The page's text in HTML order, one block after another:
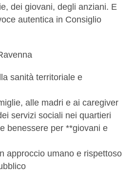
dei giovani, degli anziani. E
autentica in Consiglio
sanità territoriale e
alle madri e ai caregiver
servizi sociali nei quartieri
benessere per **giovani e
approccio umano e rispettoso